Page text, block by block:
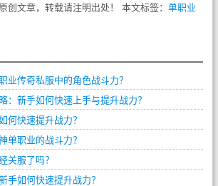
创文章，转载请注明出处！ 本文标签： 单职业
业传奇私服中的角色战斗力？
：新手如何快速上手与提升战力？
何快速提升战力？
单职业的战斗力？
关服了吗？
手如何快速提升战力？